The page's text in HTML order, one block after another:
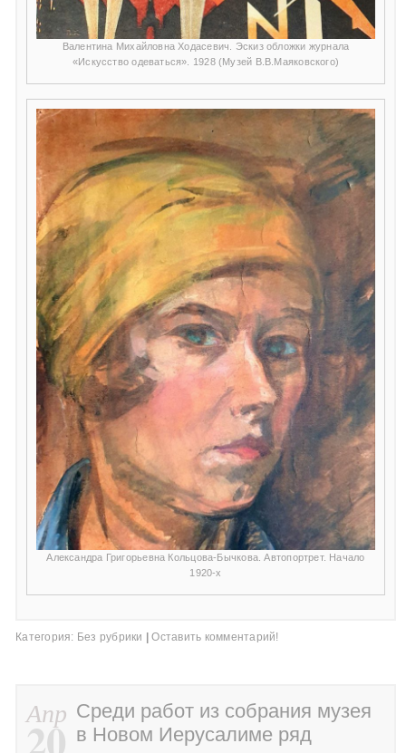
Валентина Михайловна Ходасевич. Эскиз обложки журнала
«Искусство одеваться». 1928 (Музей В.В.Маяковского)
Александра Григорьевна Кольцова-Бычкова. Автопортрет. Начало
1920-х
Категория: Без рубрики Оставить комментарий!
Апр
20
Среди работ из собрания музея
в Новом Иерусалиме ряд